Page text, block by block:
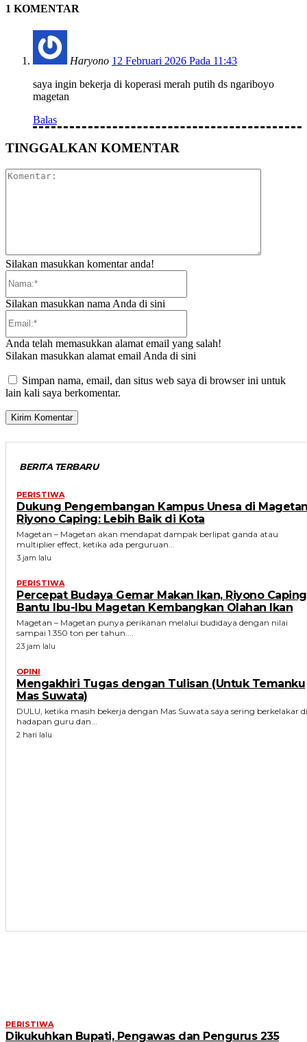
1 KOMENTAR
Haryono 12 Februari 2026 Pada 11:43
saya ingin bekerja di koperasi merah putih ds ngariboyo
magetan
Balas
TINGGALKAN KOMENTAR
Silakan masukkan komentar anda!
Silakan masukkan nama Anda di sini
Anda telah memasukkan alamat email yang salah!
Silakan masukkan alamat email Anda di sini
Simpan nama, email, dan situs web saya di browser ini untuk
lain kali saya berkomentar.
BERITA TERBARU
PERISTIWA
Dukung Pengembangan Kampus Unesa di
Riyono Caping: Lebih Baik di Kota
Magetan – Magetan akan mendapat dampak berlipat ganda atau
multiplier effect, ketika ada perguruan...
3 jam lalu
PERISTIWA
Percepat Budaya Gemar Makan Ikan, Riyono Caping
Bantu Ibu-Ibu Magetan Kembangkan Olahan Ikan
Magetan – Magetan punya perikanan melalui budidaya dengan nilai
sampai 1.350 ton per tahun....
23 jam lalu
OPINI
Mengakhiri Tugas dengan Tulisan (Untuk Temanku
Mas Suwata)
DULU, ketika masih bekerja dengan Mas Suwata saya sering berkelakar di
hadapan guru dan...
2 hari lalu
PERISTIWA
Dikukuhkan Bupati, Pengawas dan Pengurus 235